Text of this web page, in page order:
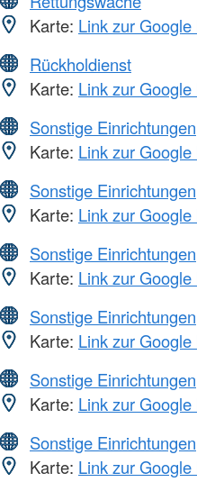
Karte: Link zur
Rückholdienst
Karte: Link zur
Sonstige Einrichtungen
Karte: Link zur
Sonstige Einrichtungen
Karte: Link zur
Sonstige Einrichtungen
Karte: Link zur
Sonstige Einrichtungen
Karte: Link zur
Sonstige Einrichtungen
Karte: Link zur
Sonstige Einrichtungen
Karte: Link zur